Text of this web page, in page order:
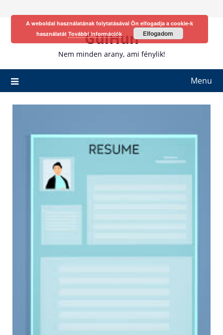
GulHun
Nem minden arany, ami fénylik!
Menu
A weboldal használatának folytatásával Ön elfogadja a cookie-k
használatát További információk Elfogadom